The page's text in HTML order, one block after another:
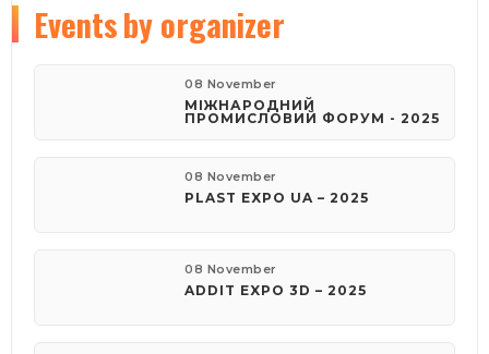
Eventsby organizer
08 November
МІЖНАРОДНИЙ
ПРОМИСЛОВИЙ ФОРУМ - 2025
08 November
PLAST EXPO UA – 2025
08 November
ADDIT EXPO 3D – 2025